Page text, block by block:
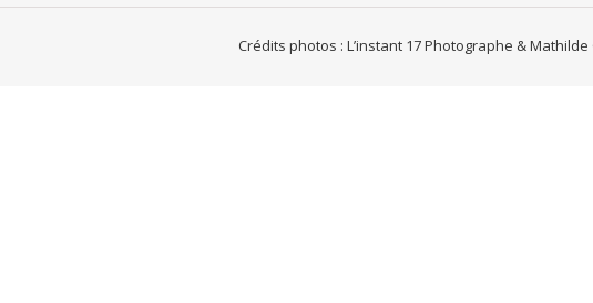
Crédits photos : L’instant 17 Photographe &